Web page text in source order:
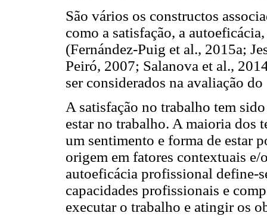
São vários os constructos
como a satisfação, a
(Fernández-Puig et al., 2015a;
Peiró, 2007; Salanova et al.,
ser considerados na avaliação
A satisfação no trabalho tem
estar no trabalho. A maioria dos
um sentimento e forma de estar
origem em fatores contextuais e/
autoeficácia profissional define-
capacidades profissionais e
executar o trabalho e atingir os